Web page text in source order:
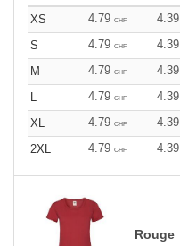
XS 4.79 CHF 4.39
S
4.79 CHF 4.39
M
4.79 CHF 4.39
L
4.79 CHF 4.39
XL
4.79 CHF 4.39
2XL
4.79 CHF 4.39
Rouge